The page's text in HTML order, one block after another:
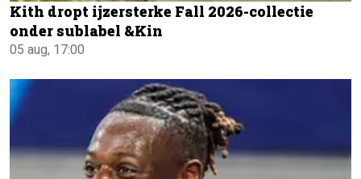
Kith dropt ijzersterke Fall 2026-collectie
onder sublabel &Kin
05 aug, 17:00